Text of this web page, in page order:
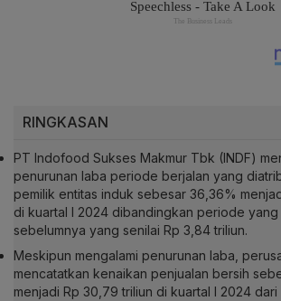
RINGKASAN
PT Indofood Sukses Makmur Tbk (INDF)
penurunan laba periode berjalan yang
pemilik entitas induk sebesar 36,36%
di kuartal I 2024 dibandingkan periode yang
sebelumnya yang senilai Rp 3,84 triliun.
Meskipun mengalami penurunan laba,
mencatatkan kenaikan penjualan bersih
menjadi Rp 30,79 triliun di kuartal I 2024 dari